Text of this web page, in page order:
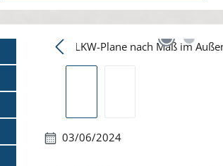
Bildergalerie überspringen
03/06/2024